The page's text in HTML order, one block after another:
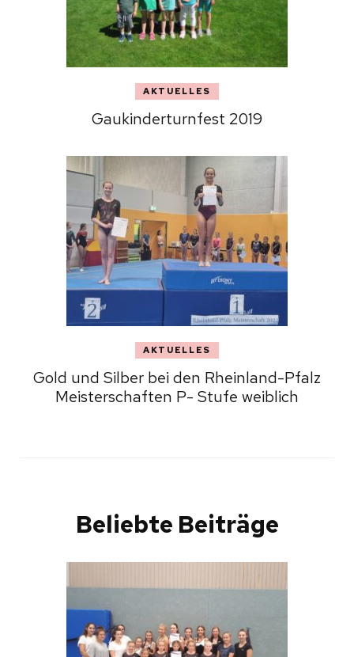
AKTUELLES
Gaukinderturnfest 2019
AKTUELLES
Gold und Silber bei den Rheinland-Pfalz
Meisterschaften P- Stufe weiblich
Beliebte Beiträge